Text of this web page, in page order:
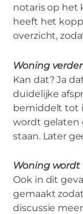
notaris op het
heeft het
overzicht,
Woning
Kan dat? Ja
duidelijke
bemiddelt tot
wordt gelaten
staan. Later
Woning wordt
Ook in dit
gemaakt
discussie